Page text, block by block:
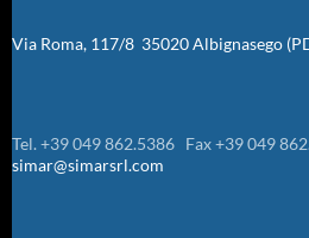
Via Roma, 117/8 35020 Albignasego
Tel. +39 049 862.5386 Fax +39 049
simar@simarsrl.com